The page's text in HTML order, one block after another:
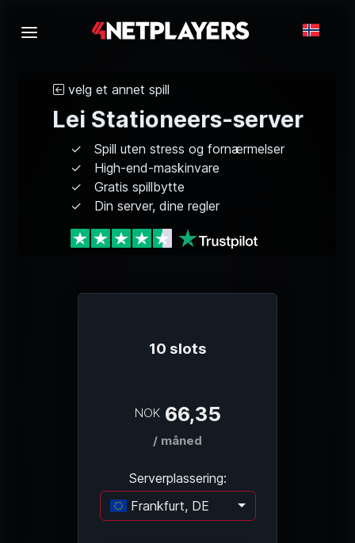
velg et annet spill
Lei Stationeers-server
Spill uten stress og fornærmelser
High-end-maskinvare
Gratis spillbytte
Din server, dine regler
10 slots
NOK 66,35
/ måned
Serverplassering:
Frankfurt, DE
Laster...